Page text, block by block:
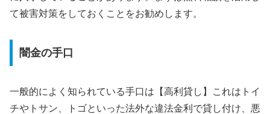
て被害対策をしておくことをお勧めします。
闇金の手口
一般的によく知られている手口は【高利貸し】これはトイ
チやトサン、トゴといった法外な違法金利で貸し付け、悪